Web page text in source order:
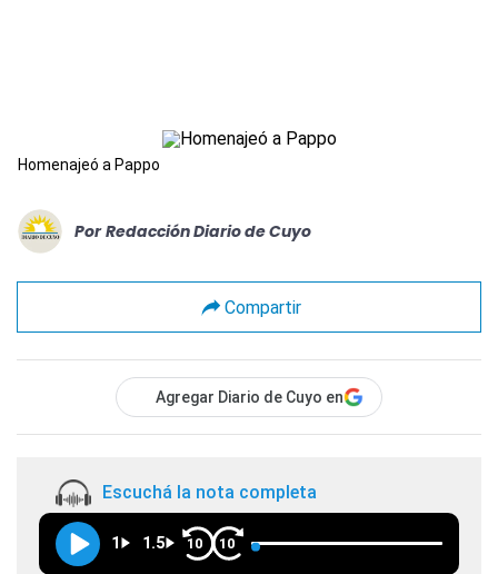
Homenajeó a Pappo
Por Redacción Diario de Cuyo
Compartir
Agregar Diario de Cuyo en
Escuchá la nota completa
1 1.5 10 10